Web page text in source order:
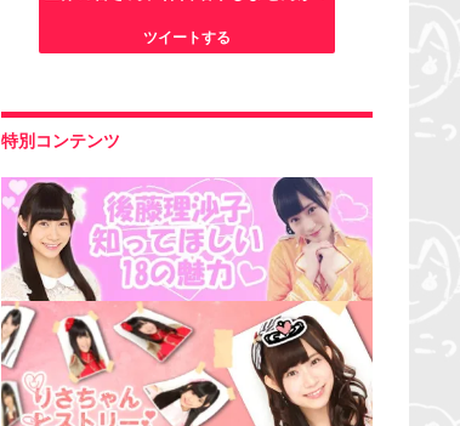
ツイートする
特別コンテンツ